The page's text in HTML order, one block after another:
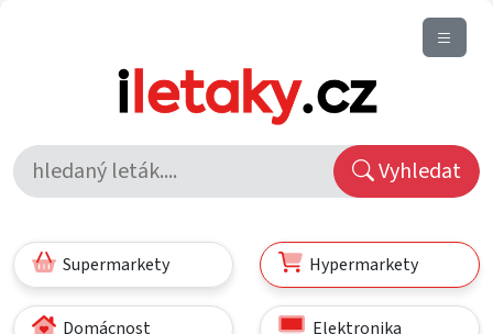
Vyhledat
Supermarkety Hypermarkety
Domácnost Elektronika